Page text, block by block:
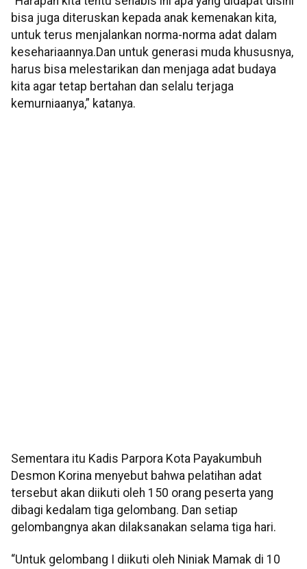
bisa juga diteruskan kepada anak kemenakan kita,
untuk terus menjalankan norma-norma adat dalam
kesehariaannya.Dan untuk generasi muda khususnya,
harus bisa melestarikan dan menjaga adat budaya
kita agar tetap bertahan dan selalu terjaga
kemurniaanya,” katanya.
Sementara itu Kadis Parpora Kota Payakumbuh
Desmon Korina menyebut bahwa pelatihan adat
tersebut akan diikuti oleh 150 orang peserta yang
dibagi kedalam tiga gelombang. Dan setiap
gelombangnya akan dilaksanakan selama tiga hari.
“Untuk gelombang I diikuti oleh Niniak Mamak di 10